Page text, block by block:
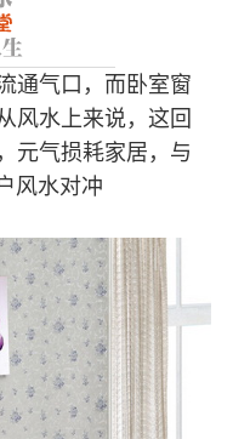
通气口，而卧室窗
风水上来说，这回
元气损耗家居，与
风水对冲